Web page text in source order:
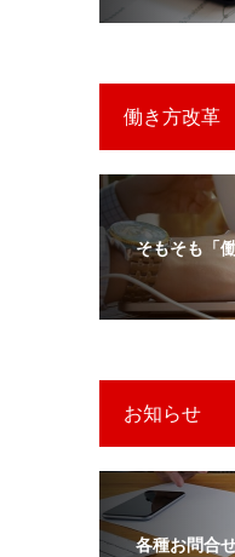
働き方改革
そもそも「
お知らせ
各種お問合